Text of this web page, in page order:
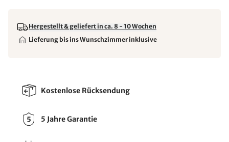
Hergestellt & geliefert in ca. 8 - 10 Wochen
Lieferung bis ins Wunschzimmer inklusive
Kostenlose Rücksendung
5 Jahre Garantie